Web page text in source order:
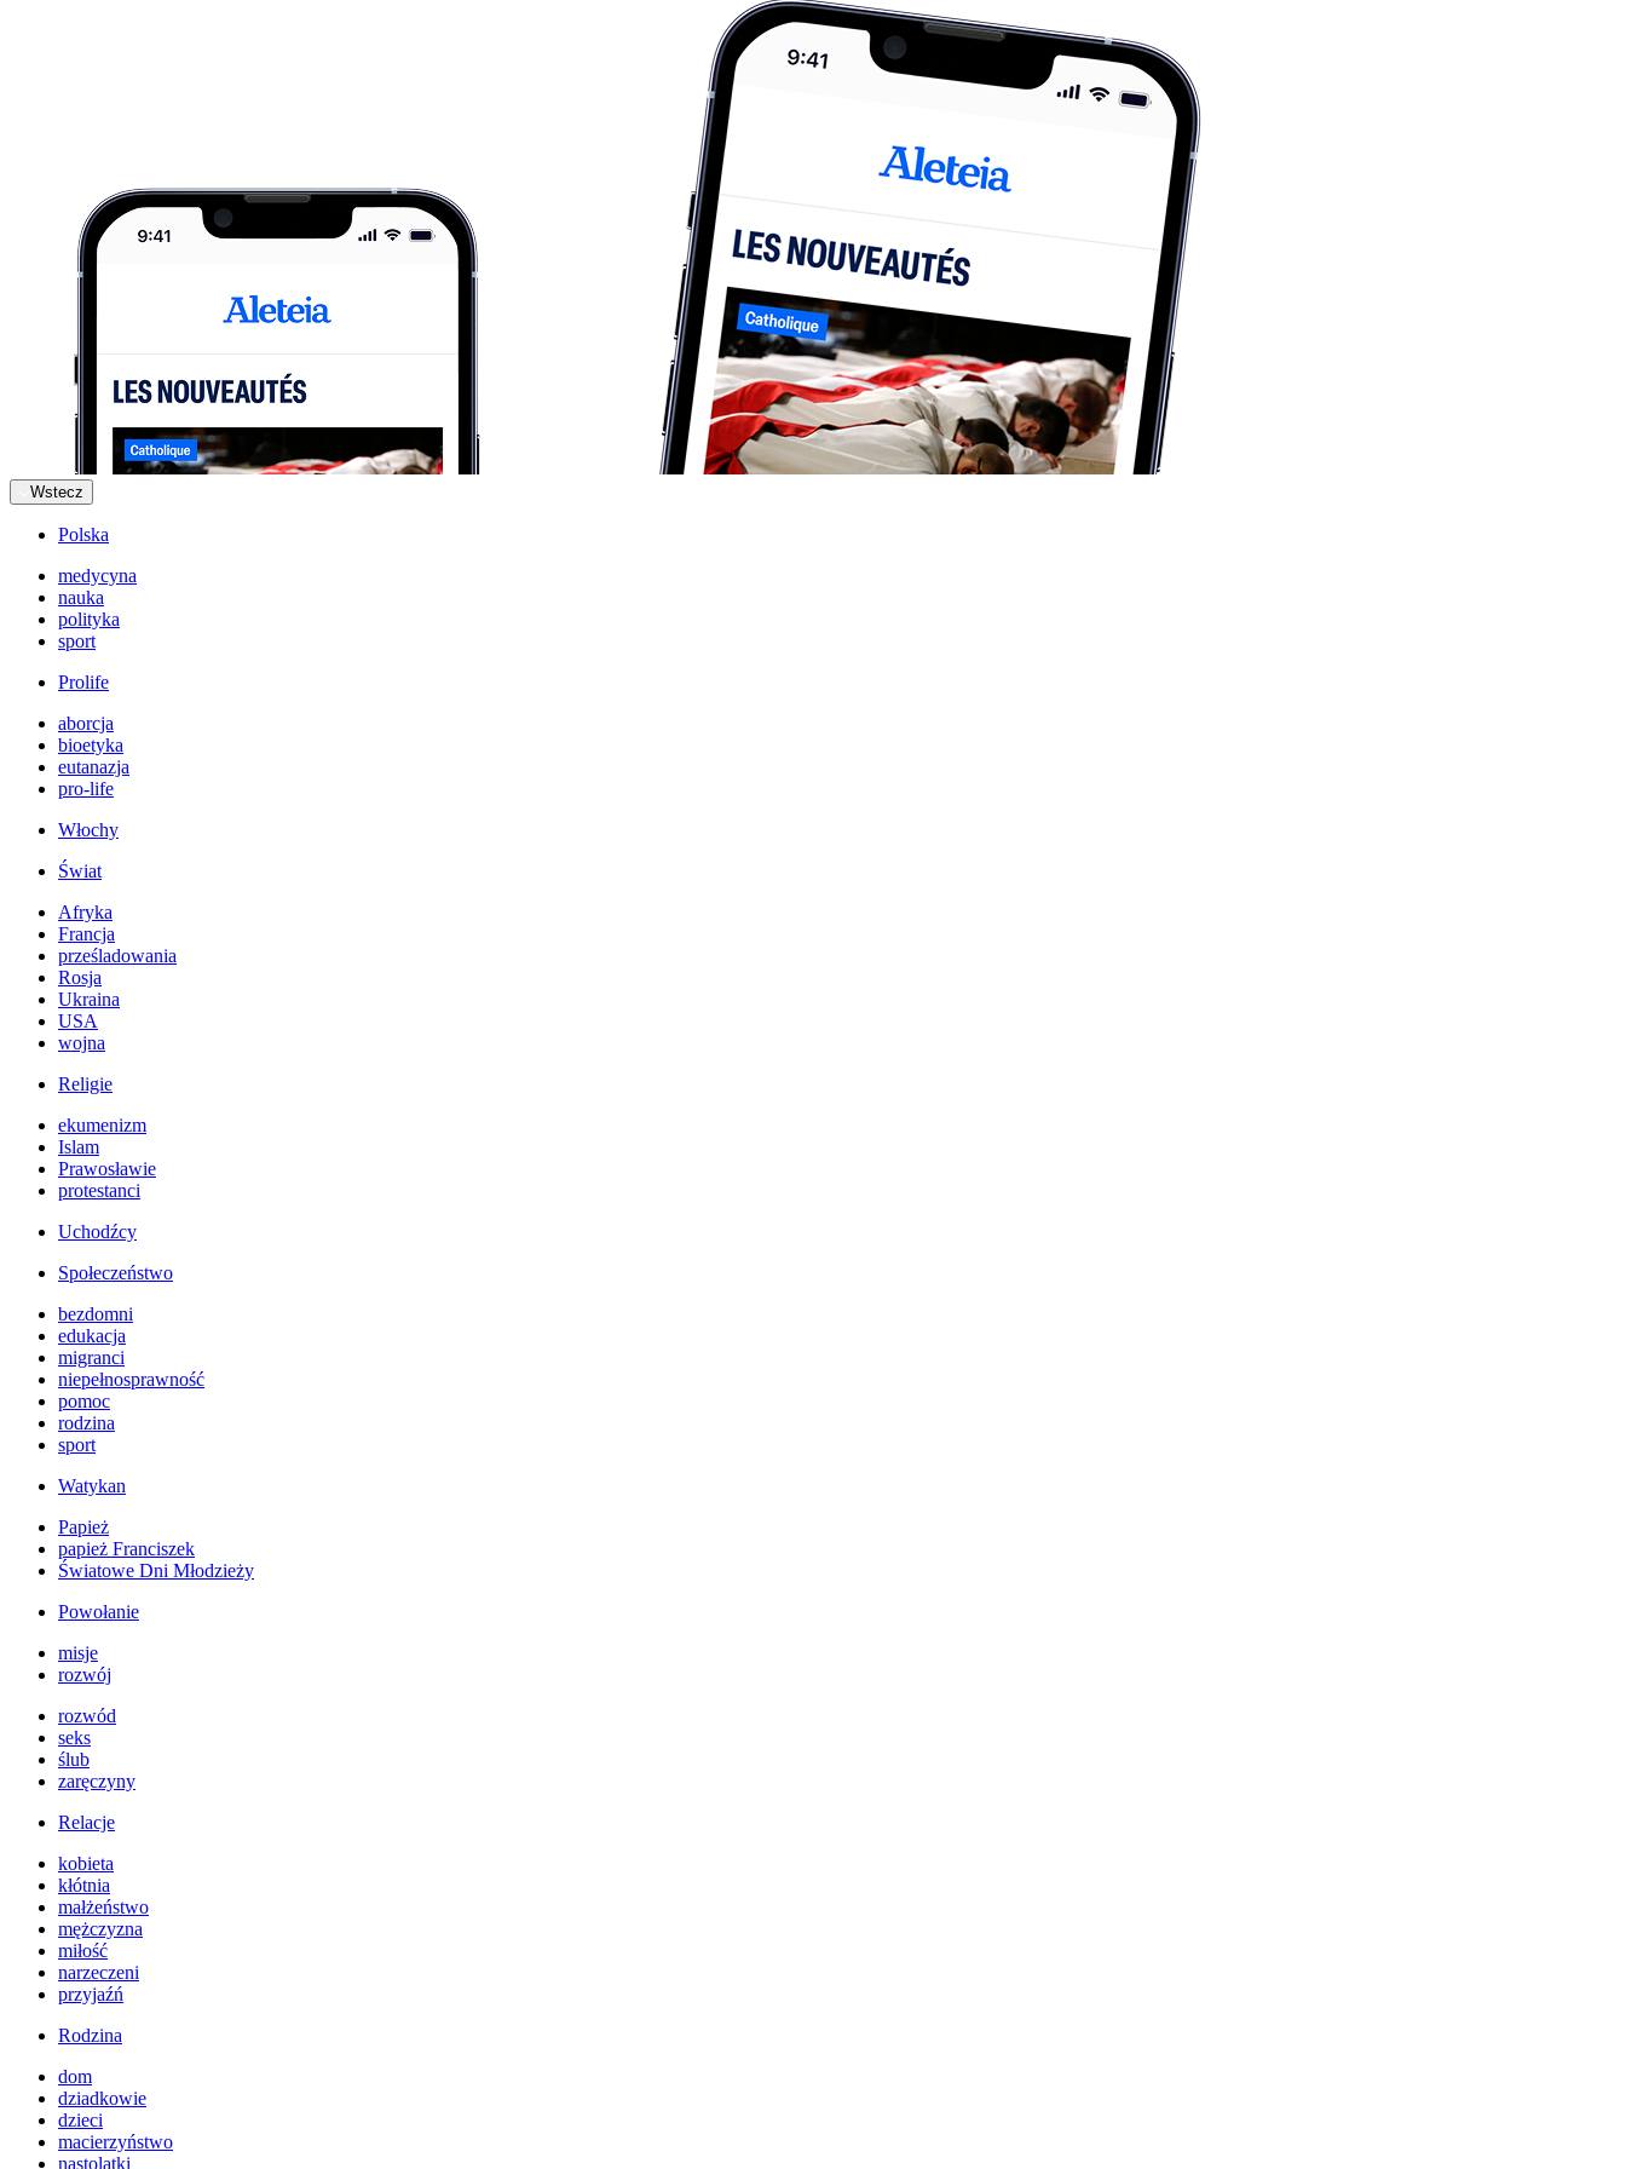
Wstecz
Polska
medycyna
nauka
polityka
sport
Prolife
aborcja
bioetyka
eutanazja
pro-life
Włochy
Świat
Afryka
Francja
prześladowania
Rosja
Ukraina
USA
wojna
Religie
ekumenizm
Islam
Prawosławie
protestanci
Uchodźcy
Społeczeństwo
bezdomni
edukacja
migranci
niepełnosprawność
pomoc
rodzina
sport
Watykan
Papież
papież Franciszek
Światowe Dni Młodzieży
Powołanie
misje
rozwój
rozwód
seks
ślub
zaręczyny
Relacje
kobieta
kłótnia
małżeństwo
mężczyzna
miłość
narzeczeni
przyjaźń
Rodzina
dom
dziadkowie
dzieci
macierzyństwo
nastolatki